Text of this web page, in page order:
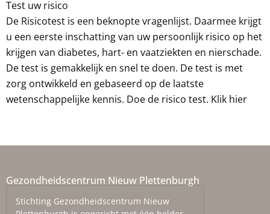
Test uw risico
De Risicotest is een beknopte vragenlijst. Daarmee krijgt
u een eerste inschatting van uw persoonlijk risico op het
krijgen van diabetes, hart- en vaatziekten en nierschade.
De test is gemakkelijk en snel te doen. De test is met
zorg ontwikkeld en gebaseerd op de laatste
wetenschappelijke kennis. Doe de risico test. Klik hier
Gezondheidscentrum Nieuw Plettenburgh
Stichting Gezondheidscentrum Nieuw